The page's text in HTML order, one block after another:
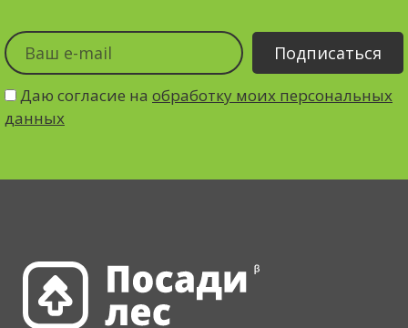
Даю согласие на обработку моих персональных
данных